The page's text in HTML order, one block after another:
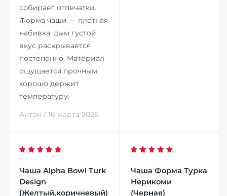
собирает отпечатки.
Форма чаши — плотная
набивка, дым густой,
вкус раскрывается
постепенно. Материал
ощущается прочным,
хорошо держит
температуру.
Антон / 16 марта 2026
Чаша Alpha Bowl Turk
Design
(Желтый,коричневый)
Чаша Форма Турка
Нерикоми
(Черная)